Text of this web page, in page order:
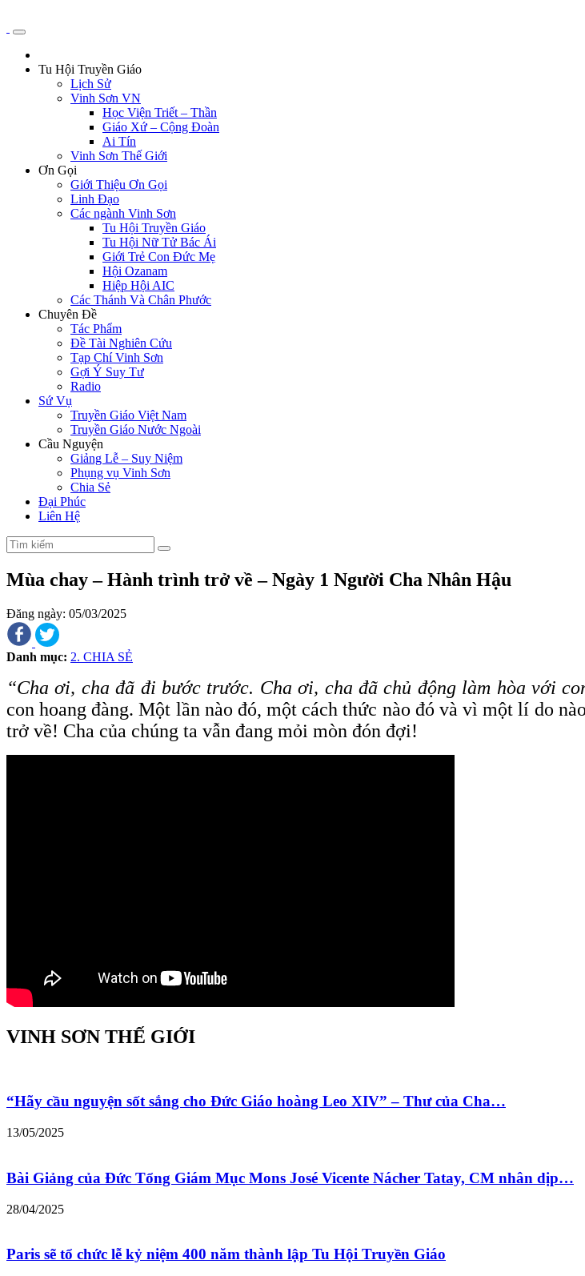
Tu Hội Truyền Giáo
Lịch Sử
Vinh Sơn VN
Học Viện Triết – Thần
Giáo Xứ – Cộng Đoàn
Ai Tín
Vinh Sơn Thế Giới
Ơn Gọi
Giới Thiệu Ơn Gọi
Linh Đạo
Các ngành Vinh Sơn
Tu Hội Truyền Giáo
Tu Hội Nữ Tử Bác Ái
Giới Trẻ Con Đức Mẹ
Hội Ozanam
Hiệp Hội AIC
Các Thánh Và Chân Phước
Chuyên Đề
Tác Phẩm
Đề Tài Nghiên Cứu
Tạp Chí Vinh Sơn
Gợi Ý Suy Tư
Radio
Sứ Vụ
Truyền Giáo Việt Nam
Truyền Giáo Nước Ngoài
Cầu Nguyện
Giảng Lễ – Suy Niệm
Phụng vụ Vinh Sơn
Chia Sẻ
Đại Phúc
Liên Hệ
Mùa chay – Hành trình trở về – Ngày 1 Người Cha Nhân Hậu
Đăng ngày: 05/03/2025
Danh mục: 2. CHIA SẺ
“Cha ơi, cha đã đi bước trước. Cha ơi, cha đã chủ động làm hòa với
con hoang đàng. Một lần nào đó, một cách thức nào đó và vì một lí do
trở về! Cha của chúng ta vẫn đang mỏi mòn đón đợi!
VINH SƠN THẾ GIỚI
“Hãy cầu nguyện sốt sắng cho Đức Giáo hoàng Leo XIV” – Thư của Cha…
13/05/2025
Bài Giảng của Đức Tổng Giám Mục Mons José Vicente Nácher Tatay, CM nhân dịp…
28/04/2025
Paris sẽ tổ chức lễ kỷ niệm 400 năm thành lập Tu Hội Truyền Giáo